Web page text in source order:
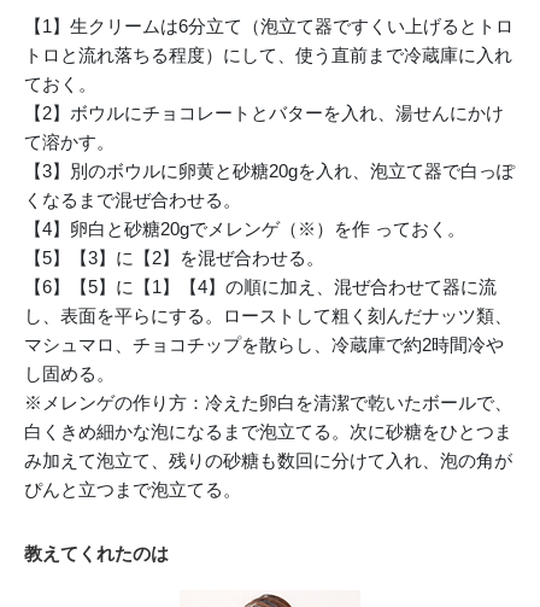
【1】生クリームは6分立て（泡立て器ですくい上げるとトロ
トロと流れ落ちる程度）にして、使う直前まで冷蔵庫に入れ
ておく。
【2】ボウルにチョコレートとバターを入れ、湯せんにかけ
て溶かす。
【3】別のボウルに卵黄と砂糖20gを入れ、泡立て器で白っぽ
くなるまで混ぜ合わせる。
【4】卵白と砂糖20gでメレンゲ（※）を作 っておく。
【5】【3】に【2】を混ぜ合わせる。
【6】【5】に【1】【4】の順に加え、混ぜ合わせて器に流
し、表面を平らにする。ローストして粗く刻んだナッツ類、
マシュマロ、チョコチップを散らし、冷蔵庫で約2時間冷や
し固める。
※メレンゲの作り方：冷えた卵白を清潔で乾いたボールで、
白くきめ細かな泡になるまで泡立てる。次に砂糖をひとつま
み加えて泡立て、残りの砂糖も数回に分けて入れ、泡の角が
ぴんと立つまで泡立てる。
教えてくれたのは